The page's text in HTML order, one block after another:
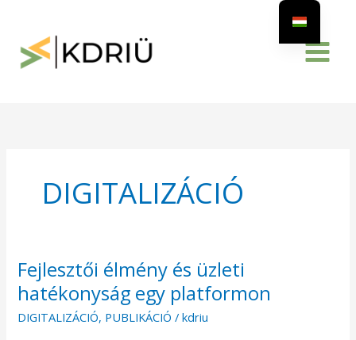
content
DIGITALIZÁCIÓ
Fejlesztői élmény és üzleti
hatékonyság egy platformon
DIGITALIZÁCIÓ, PUBLIKÁCIÓ /kdriu
Fejlesztői
élmény
és
üzleti